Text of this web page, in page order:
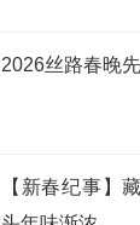
2026丝路春晚
【新春纪事】